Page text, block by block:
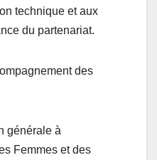
technique et aux
du partenariat.
des
générale à
Femmes et des